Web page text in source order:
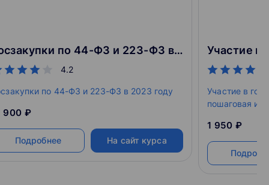
Госзакупки по 44-ФЗ и 223-ФЗ в 2023 году
4.2
по 44-ФЗ и 223-ФЗ в 2023 году
900 ₽
Подробнее На сайт курса
Участие в
пошаговая
1 950 ₽